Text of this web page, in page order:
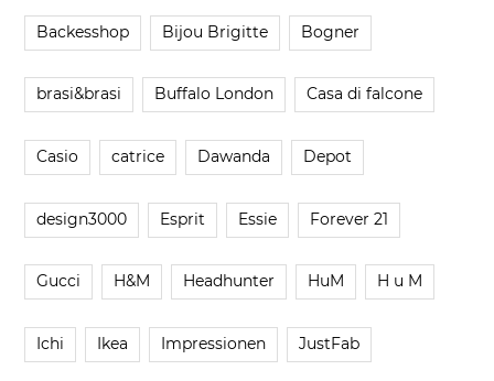
Backesshop Bijou Brigitte Bogner
brasi&brasi Buffalo London Casa di falcone
Casio catrice Dawanda Depot
design3000 Esprit Essie Forever 21
Gucci H&M Headhunter HuM H u M
Ichi Ikea Impressionen JustFab